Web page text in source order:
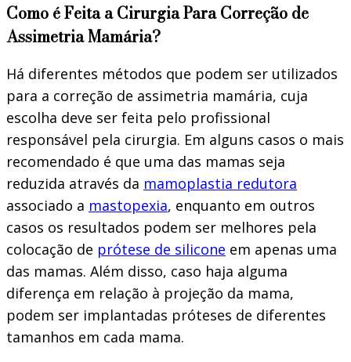
Como é Feita a Cirurgia Para Correção de
Assimetria Mamária?
Há diferentes métodos que podem ser utilizados
para a correção de assimetria mamária, cuja
escolha deve ser feita pelo profissional
responsável pela cirurgia. Em alguns casos o mais
recomendado é que uma das mamas seja
reduzida através da mamoplastia redutora
associado a mastopexia, enquanto em outros
casos os resultados podem ser melhores pela
colocação de prótese de silicone em apenas uma
das mamas. Além disso, caso haja alguma
diferença em relação à projeção da mama,
podem ser implantadas próteses de diferentes
tamanhos em cada mama.